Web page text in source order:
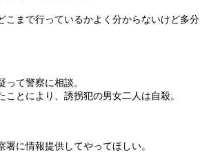
まで行っているかよく分からないけど多分
て警察に相談。
とにより、誘拐犯の男女二人は自殺。
に情報提供してやってほしい。